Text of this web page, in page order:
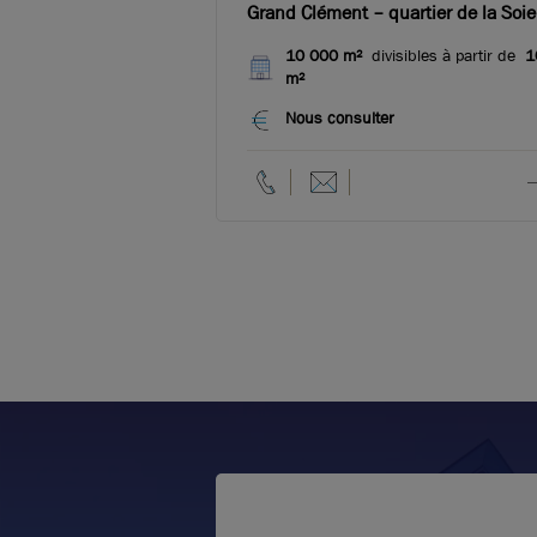
Grand Clément – quartier de la Soie
10 000 m²divisibles à partir de
m²
Nous consulter